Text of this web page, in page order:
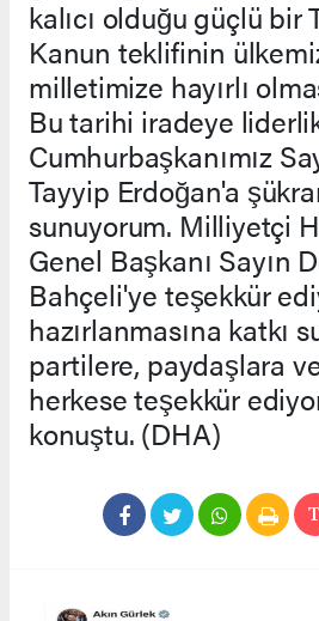
kalıcı olduğu güçlü bir
Kanun teklifinin
milletimize hayırlı
Bu tarihi iradeye
Cumhurbaşkanımız
Tayyip Erdoğan'a
sunuyorum. Milliyetçi
Genel Başkanı Sayın
Bahçeli'ye teşekkür
hazırlanmasına katkı
partilere, paydaşlara
herkese teşekkür
konuştu. (DHA)